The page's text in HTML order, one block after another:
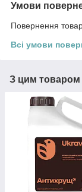
Умови
Повернення
Всі умови
З цим товаром